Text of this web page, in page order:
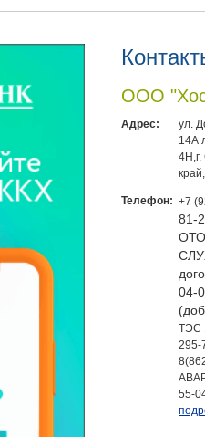
ООО
Адрес:
ул.
14А
Телефон: +7
81-
04-
ТЭС
295-
55-